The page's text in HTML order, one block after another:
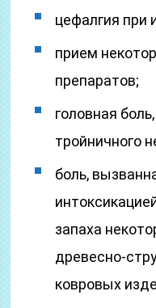
цефалгия при
прием
препаратов;
головная
тройничного
боль,
запаха
древесно-
ковровых